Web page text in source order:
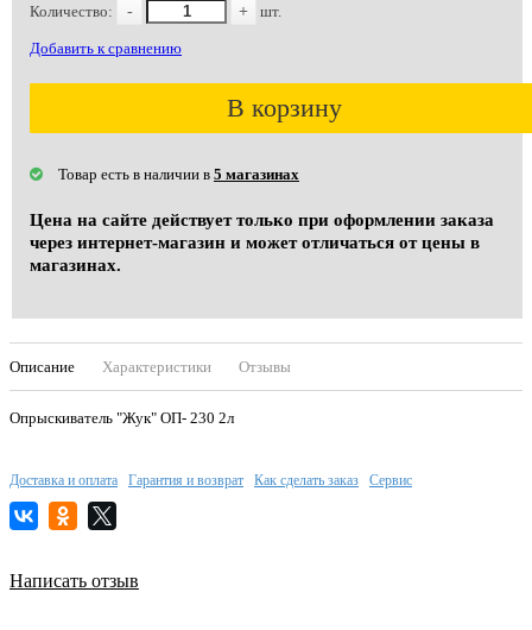
Количество: - + шт.
Добавить к сравнению
В корзину
Товар есть в наличии в 5 магазинах
Цена на сайте действует только при оформлении заказа
через интернет-магазин и может отличаться от цены в
магазинах.
Описание Характеристики Отзывы
Опрыскиватель "Жук" ОП- 230 2л
Доставка и оплата Гарантия и возврат Как сделать заказ Сервис
Написать отзыв